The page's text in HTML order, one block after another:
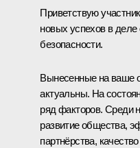
Приветствую
новых успехов в деле
безопасности.
Вынесенные на ваше
актуальны. На
ряд факторов. Среди
развитие общества,
партнёрства,